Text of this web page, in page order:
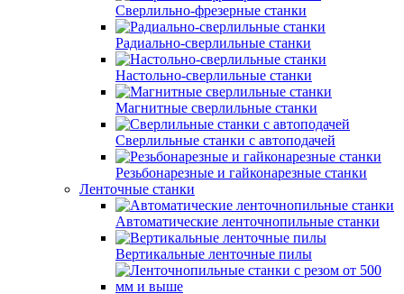
Сверлильно-фрезерные станки
Радиально-сверлильные станки
Настольно-сверлильные станки
Магнитные сверлильные станки
Сверлильные станки с автоподачей
Резьбонарезные и гайконарезные станки
Ленточные станки
Автоматические ленточнопильные станки
Вертикальные ленточные пилы